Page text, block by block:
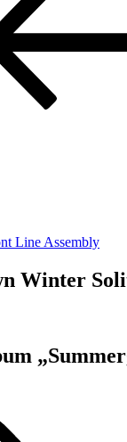
Line Assembly
Winter